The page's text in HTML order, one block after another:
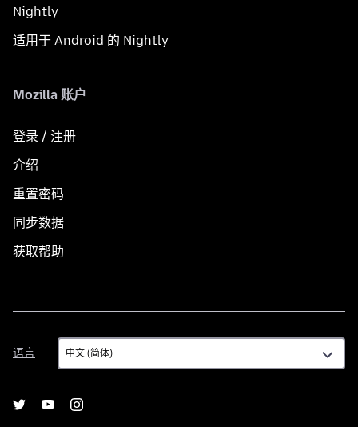
Nightly
适用于 Android 的 Nightly
Mozilla 账户
登录 / 注册
介绍
重置密码
同步数据
获取帮助
语言
语
言